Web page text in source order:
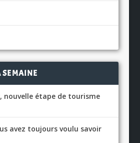
SEMAINE
nouvelle étape de tourisme
avez toujours voulu savoir